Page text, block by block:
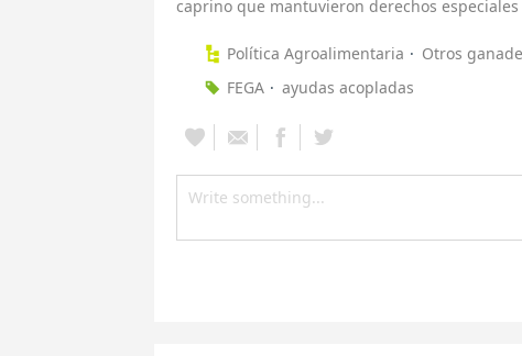
caprino que mantuvieron derechos especiales
Política Agroalimentaria Otros
FEGA
ayudas acopladas